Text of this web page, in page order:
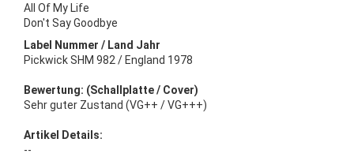
All Of My Life
Don't Say Goodbye
Label Nummer / Land Jahr
Pickwick SHM 982 / England 1978
Bewertung: (Schallplatte / Cover)
Sehr guter Zustand (VG++ / VG+++)
Artikel Details:
--